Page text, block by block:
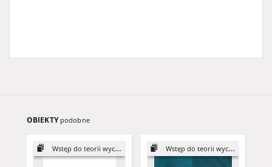
OBIEKTY podobne
Wstęp do teorii wychowania Wstęp do teorii wychowania